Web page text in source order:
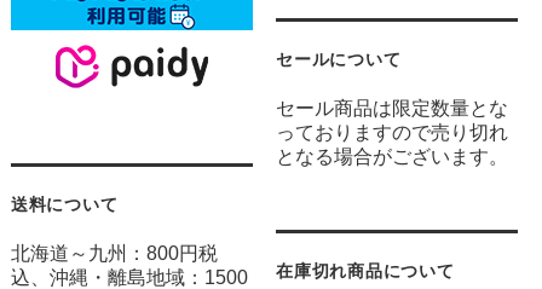
送料について
北海道～九州：800円税
込、沖縄・離島地域：1500
セールについて
セール商品は限定数量とな
っておりますので売り切れ
となる場合がございます。
在庫切れ商品について